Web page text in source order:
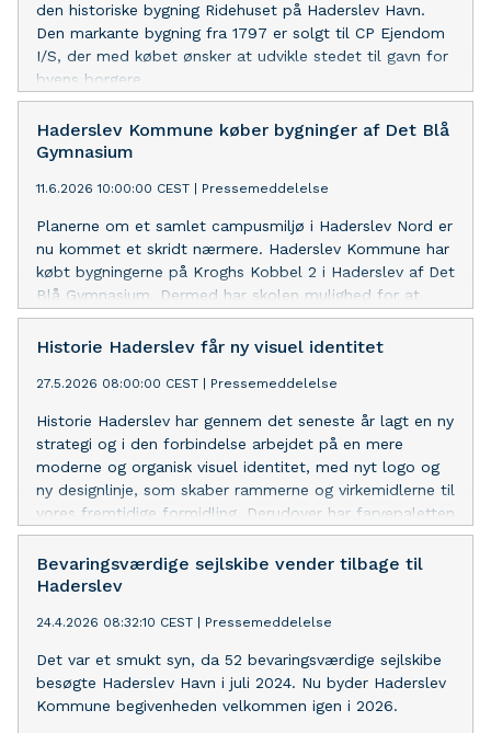
den historiske bygning Ridehuset på Haderslev Havn.
Den markante bygning fra 1797 er solgt til CP Ejendom
I/S, der med købet ønsker at udvikle stedet til gavn for
byens borgere.
Haderslev Kommune køber bygninger af Det Blå
Gymnasium
11.6.2026 10:00:00 CEST Pressemeddelelse
Planerne om et samlet campusmiljø i Haderslev Nord er
nu kommet et skridt nærmere. Haderslev Kommune har
købt bygningerne på Kroghs Kobbel 2 i Haderslev af Det
Blå Gymnasium. Dermed har skolen mulighed for at
flytte sine aktiviteter sammen med Haderslev
Katedralskole på Christiansfeldvej.
Historie Haderslev får ny visuel identitet
27.5.2026 08:00:00 CEST Pressemeddelelse
Historie Haderslev har gennem det seneste år lagt en ny
strategi og i den forbindelse arbejdet på en mere
moderne og organisk visuel identitet, med nyt logo og
ny designlinje, som skaber rammerne og virkemidlerne til
vores fremtidige formidling. Derudover har farvepaletten
fået et frisk pust, og den visuelle formidling er blevet
mere fængende og iøjnefaldende.
Bevaringsværdige sejlskibe vender tilbage til
Haderslev
24.4.2026 08:32:10 CEST Pressemeddelelse
Det var et smukt syn, da 52 bevaringsværdige sejlskibe
besøgte Haderslev Havn i juli 2024. Nu byder Haderslev
Kommune begivenheden velkommen igen i 2026.